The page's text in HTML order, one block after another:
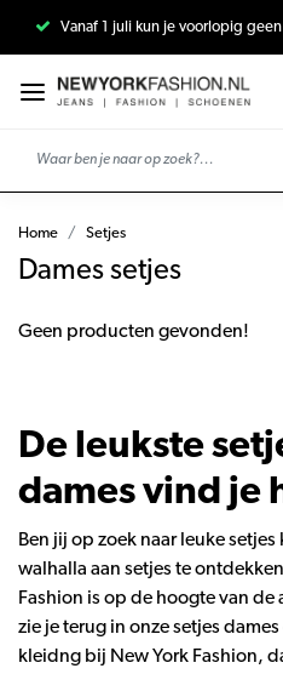
Vanaf 1 juli kun je voorlopig
Home Setjes
Dames setjes
Geen producten gevonden!
De leukste
dames vind je
Ben jij op zoek naar leuke
walhalla aan setjes te
Fashion is op de hoogte van
zie je terug in onze setjes
kleidng bij New York Fashion,